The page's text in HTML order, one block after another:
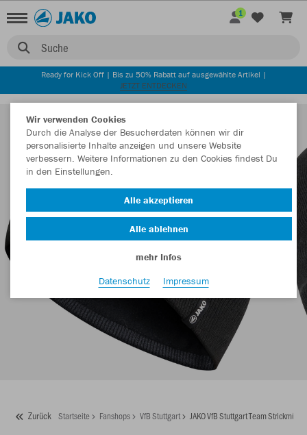
Suche
1
Ready for Kick Off | Bis zu 50% Rabatt auf ausgewählte Artikel |
JETZT ENTDECKEN
Zurück Startseite Fanshops VfB Stuttgart JAKO VfB Stuttgart Team Strickmütze
Wir verwenden Cookies
Durch die Analyse der Besucherdaten können wir dir
personalisierte Inhalte anzeigen und unsere Website
verbessern. Weitere Informationen zu den Cookies findest Du
in den Einstellungen.
Alle akzeptieren
Alle ablehnen
mehr Infos
Datenschutz
Impressum